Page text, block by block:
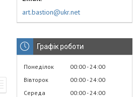
art.bastion@ukr.net
Графік роботи
Понеділок 00:00 24:00
Вівторок
00:00 24:00
Середа
00:00 24:00